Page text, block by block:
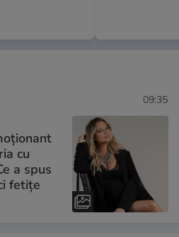
09:35
cu
a spus
fetițe